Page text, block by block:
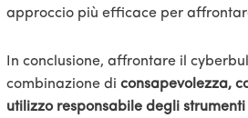
approccio più efficace per
In conclusione, affrontare il
combinazione diconsapevolezza,
utilizzo responsabile degli strumenti